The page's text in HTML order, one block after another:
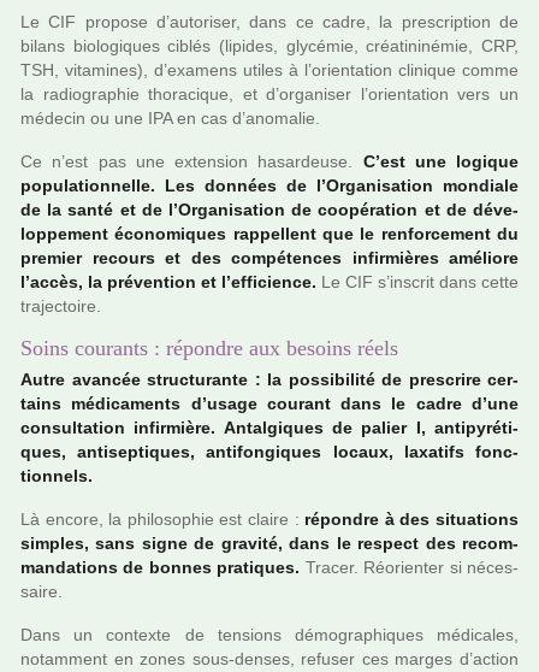
Le CIF pro­pose d’auto­ri­ser, dans ce cadre, la pres­crip­tion de
bilans bio­lo­gi­ques ciblés (lipi­des, gly­cé­mie, créa­ti­ni­né­mie, CRP,
TSH, vita­mi­nes), d’exa­mens utiles à l’orien­ta­tion cli­ni­que comme
la radio­gra­phie tho­ra­ci­que, et d’orga­ni­ser l’orien­ta­tion vers un
méde­cin ou une IPA en cas d’ano­ma­lie.
Ce n’est pas une exten­sion hasar­deuse. C’est une logi­que
popu­la­tion­nelle. Les don­nées de l’Organisation mon­diale
de la santé et de l’Organisation de coo­pé­ra­tion et de déve­
lop­pe­ment économiques rap­pel­lent que le ren­for­ce­ment du
pre­mier recours et des com­pé­ten­ces infir­miè­res amé­liore
l’accès, la pré­ven­tion et l’effi­cience. Le CIF s’ins­crit dans cette
tra­jec­toire.
Soins courants : répondre aux besoins réels
Autre avan­cée struc­tu­rante : la pos­si­bi­lité de pres­crire cer­
tains médi­ca­ments d’usage cou­rant dans le cadre d’une
consul­ta­tion infir­mière. Antalgiques de palier I, anti­py­ré­ti­
ques, anti­sep­ti­ques, anti­fon­gi­ques locaux, laxa­tifs fonc­
tion­nels.
Là encore, la phi­lo­so­phie est claire : répon­dre à des situa­tions
sim­ples, sans signe de gra­vité, dans le res­pect des recom­
man­da­tions de bonnes pra­ti­ques. Tracer. Réorienter si néces­
saire.
Dans un contexte de ten­sions démo­gra­phi­ques médi­ca­les,
notam­ment en zones sous-denses, refu­ser ces marges d’action